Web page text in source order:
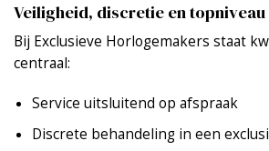
Veiligheid, discretie en
Bij Exclusieve Horlogemakers staat
centraal:
Service uitsluitend op afspraak
Discrete behandeling in een